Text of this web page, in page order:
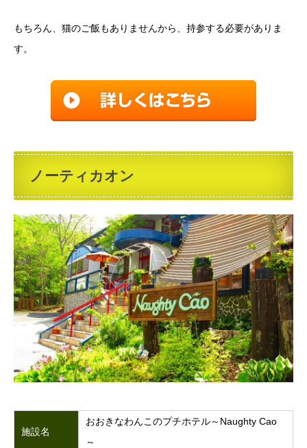
もちろん、猫のご飯もありませんから、持参する必要がありま
す。
ノーティカオン
施設名
おおきなわんこのプチホテル～Naughty Cao
～